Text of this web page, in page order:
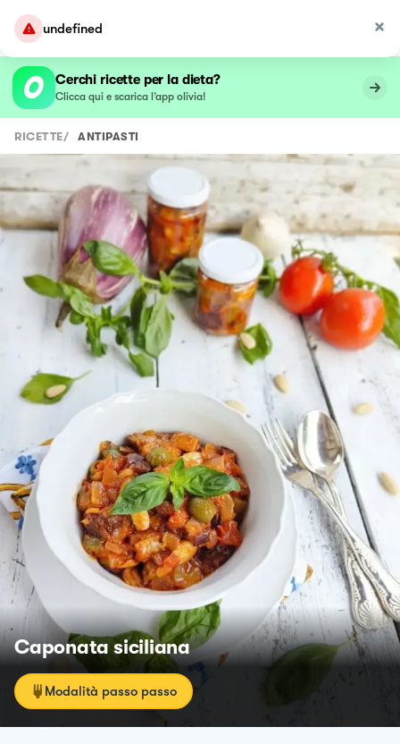
undefined
Cerchi ricette per la dieta?
Clicca qui e scarica l’app olivia!
RICETTE/ ANTIPASTI
Caponata siciliana
Modalità passo passo